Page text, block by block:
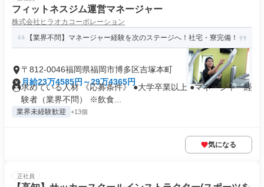
フィットネスジム運営マネージャー
株式会社ヒラオカコーポレーション
【業界不問】マネージャー経験を次のステージへ！社宅・寮完備！
〒812-0046福岡県福岡市博多区吉塚本町
月給23万4585円～29万4365円
求めている人材 《応募条件》 ●大学卒業以上 ●マネージャー経
験者（業界不問） ※飲食...
業界未経験歓迎 +13個
気になる
正社員